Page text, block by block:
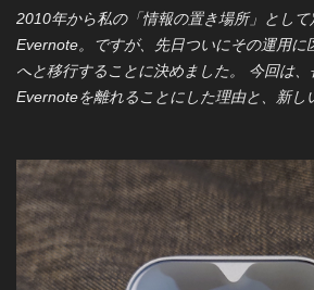
の画面見ていても、きれいで動きも十分な
ね。 ② FINAL FANTASY XV WINDOWS
条件 高画質 解像度：1920✕1080 フルスク
と違って、流石に高画質だと 「快適」 ま
ベンチマークソフトを回してもCUPの最
ている模様。ゲームのベンチマークなら
だったかなとブログ記事書きながら思い
かり排熱が機能していることを改めて実感
安定にさせる思わぬ（？）伏兵登場… フ
2010年から私の「情報の置き場所」とし
Evernote。ですが、先日ついにその運用に
へと移行することに決めました。 今回は
Evernoteを離れることにした理由と、新し
こと。当時はあらゆるメモやウェブクリッ
自分の「第二の脳」のような存在でした。
況は大きく変わりました。 一番の理由は
騰 です。利用開始当初に比べると、年間
年）にまで膨らんでいました。 さらに決